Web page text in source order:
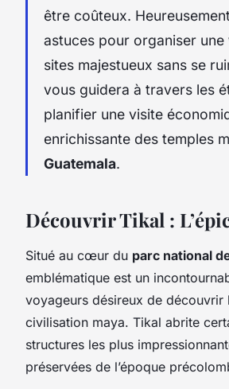
être coûteux.
astuces pour organiser une
sites majestueux sans se
vous guidera à travers les
planifier une visite
enrichissante des temples
Guatemala.
Découvrir Tikal :
Situé au cœur du parc national
emblématique est un
voyageurs désireux de découvrir
civilisation maya. Tikal abrite
structures les plus
préservées de l’époque